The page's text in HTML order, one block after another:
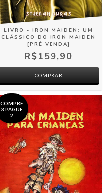
LIVRO - IRON MAIDEN: UM
CLÁSSICO DO IRON MAIDEN
[PRÉ VENDA]
R$159,90
COMPRE
3 PAGUE
2